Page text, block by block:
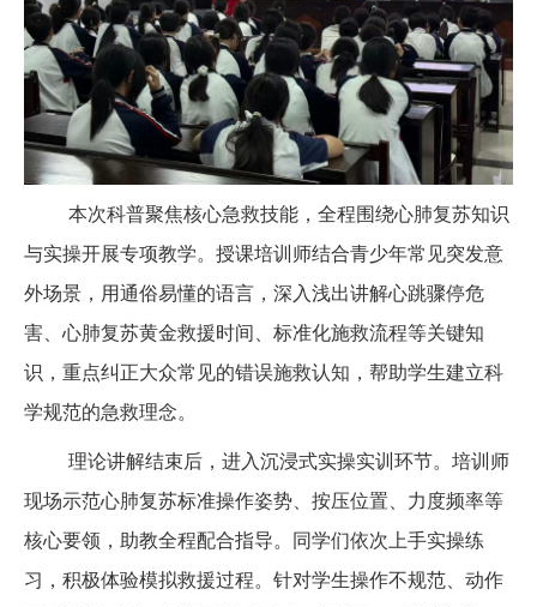
本次科普聚焦核心急救技能，全程围绕心肺复苏知识
与实操开展专项教学。授课培训师结合青少年常见突发意
外场景，用通俗易懂的语言，深入浅出讲解心跳骤停危
害、心肺复苏黄金救援时间、标准化施救流程等关键知
识，重点纠正大众常见的错误施救认知，帮助学生建立科
学规范的急救理念。
理论讲解结束后，进入沉浸式实操实训环节。培训师
现场示范心肺复苏标准操作姿势、按压位置、力度频率等
核心要领，助教全程配合指导。同学们依次上手实操练
习，积极体验模拟救援过程。针对学生操作不规范、动作